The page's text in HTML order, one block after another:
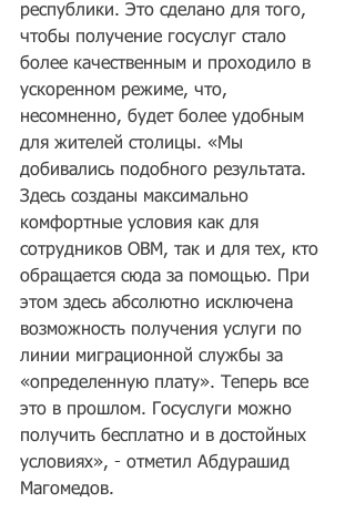
республики. Это сделано для того,
чтобы получение госуслуг стало
более качественным и проходило в
ускоренном режиме, что,
несомненно, будет более удобным
для жителей столицы. «Мы
добивались подобного результата.
Здесь созданы максимально
комфортные условия как для
сотрудников ОВМ, так и для тех, кто
обращается сюда за помощью. При
этом здесь абсолютно исключена
возможность получения услуги по
линии миграционной службы за
«определенную плату». Теперь все
это в прошлом. Госуслуги можно
получить бесплатно и в достойных
условиях», - отметил Абдурашид
Магомедов.